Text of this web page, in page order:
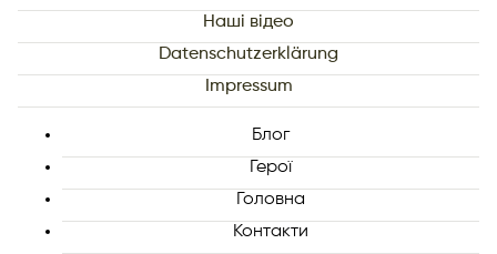
Наші відео
Datenschutzerklärung
Impressum
Блог
Герої
Головна
Контакти